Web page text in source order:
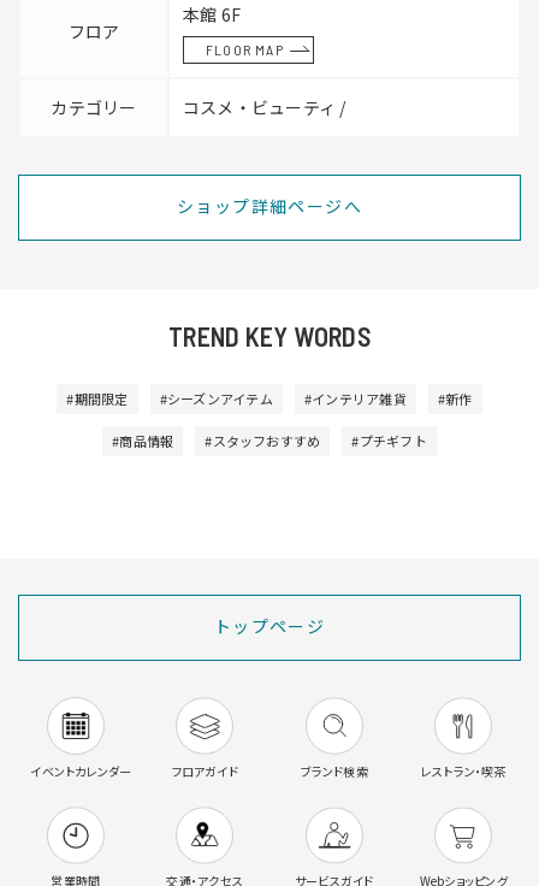
フロア
本館 6F
FLOOR MAP
カテゴリー コスメ・ビューティ /
ショップ詳細ページへ
TREND KEY WORDS
#期間限定 #シーズンアイテム #インテリア雑貨 #新作
#商品情報 #スタッフおすすめ #プチギフト
トップページ
イベントカレンダー フロアガイド ブランド検索 レストラン・喫茶
営業時間 交通・アクセス サービスガイド Webショッピング